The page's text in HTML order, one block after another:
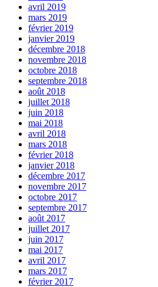
avril 2019
mars 2019
février 2019
janvier 2019
décembre 2018
novembre 2018
octobre 2018
septembre 2018
août 2018
juillet 2018
juin 2018
mai 2018
avril 2018
mars 2018
février 2018
janvier 2018
décembre 2017
novembre 2017
octobre 2017
septembre 2017
août 2017
juillet 2017
juin 2017
mai 2017
avril 2017
mars 2017
février 2017